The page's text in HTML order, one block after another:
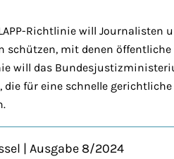
Richtlinie will Journalisten
schützen, mit denen
will das
die für eine schnelle
| Ausgabe 8/2024